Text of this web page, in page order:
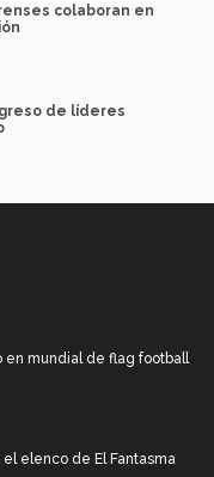
colaboran en
de líderes
en mundial de flag football
elenco de El Fantasma